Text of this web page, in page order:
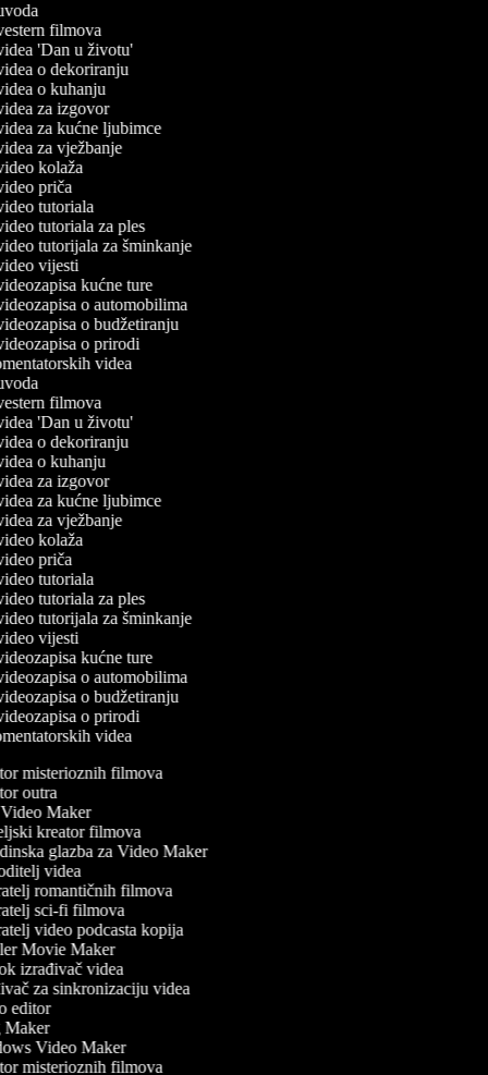
filmova
'Dan u životu'
o dekoriranju
o kuhanju
za izgovor
za kućne ljubimce
za vježbanje
kolaža
priča
tutoriala
tutoriala za ples
tutorijala za šminkanje
vijesti
kućne ture
o automobilima
o budžetiranju
o prirodi
videa
filmova
'Dan u životu'
o dekoriranju
o kuhanju
za izgovor
za kućne ljubimce
za vježbanje
kolaža
priča
tutoriala
tutoriala za ples
tutorijala za šminkanje
vijesti
kućne ture
o automobilima
o budžetiranju
o prirodi
videa
misterioznih filmova
outra
Maker
kreator filmova
glazba za Video Maker
videa
romantičnih filmova
sci-fi filmova
video podcasta kopija
Movie Maker
izrađivač videa
za sinkronizaciju videa
editor
Video Maker
misterioznih filmova